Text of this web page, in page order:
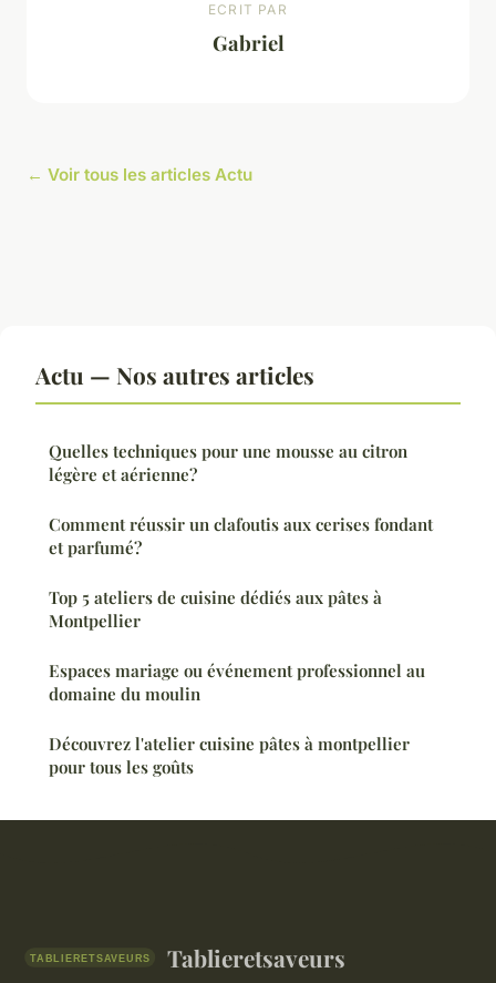
ECRIT PAR
Gabriel
← Voir tous les articles Actu
Actu — Nos autres articles
Quelles techniques pour une mousse au citron
légère et aérienne?
Comment réussir un clafoutis aux cerises fondant
et parfumé?
Top 5 ateliers de cuisine dédiés aux pâtes à
Montpellier
Espaces mariage ou événement professionnel au
domaine du moulin
Découvrez l'atelier cuisine pâtes à montpellier
pour tous les goûts
Tablieretsaveurs